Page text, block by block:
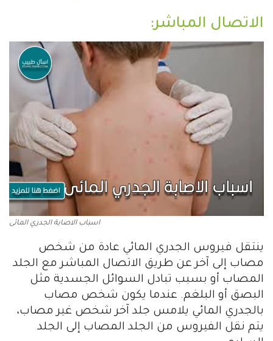
الاتصال المباشر:
اسباب الاصابة الجدري المائى
ينتقل فيروس الجدري المائي عادة من شخص
مصاب إلى آخر عن طريق الاتصال المباشر مع الجلد
المصاب أو بسبب تبادل السوائل الجسدية مثل
البصق أو البلغم. عندما يكون شخص مصاب
بالجدري المائي يلامس جلد آخر شخص غير مصاب،
يتم نقل الفيروس من الجلد المصاب إلى الجلد